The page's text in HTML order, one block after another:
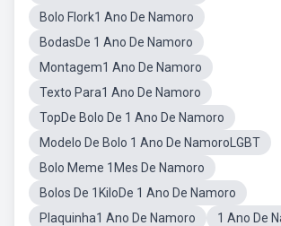
Bolo Flork1 Ano De Namoro
BodasDe 1 Ano De Namoro
Montagem1 Ano De Namoro
Texto Para1 Ano De Namoro
TopDe Bolo De 1 Ano De Namoro
Modelo De Bolo 1 Ano De NamoroLGBT
Bolo Meme 1Mes De Namoro
Bolos De 1KiloDe 1 Ano De Namoro
Plaquinha1 Ano De Namoro
1 Ano De